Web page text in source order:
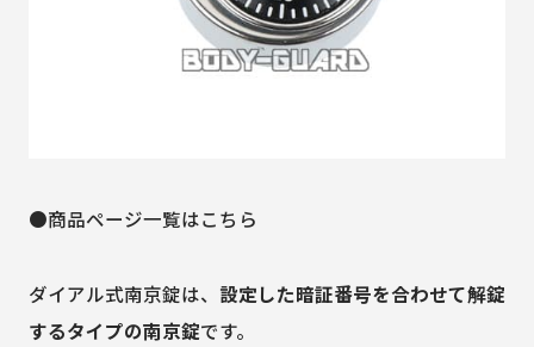
●商品ページ一覧はこちら
ダイアル式南京錠は、 設定した暗証番号を合わせて解錠
するタイプの南京錠です。